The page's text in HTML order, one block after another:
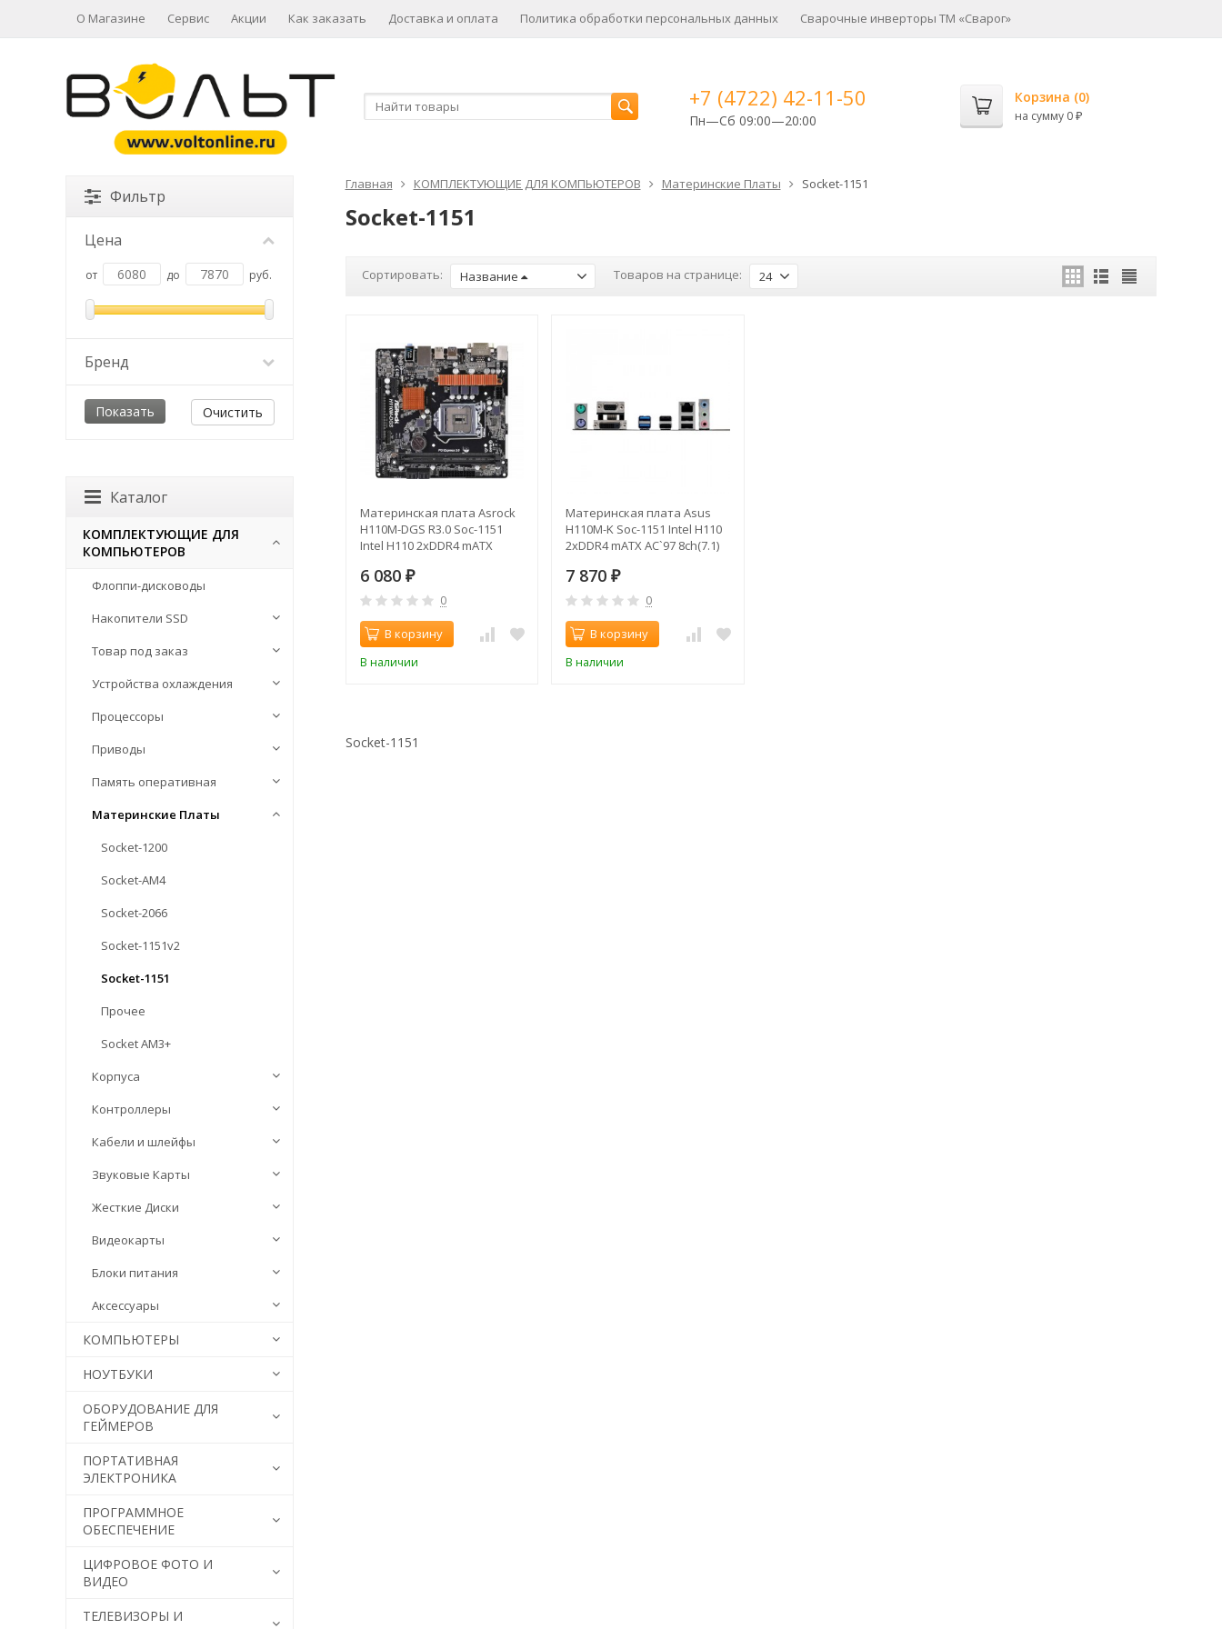
О Магазине Сервис Акции Как заказать Доставка и оплата Политика обработки персональных данных Сварочные инверторы ТМ «Сварог»
+7 (4722) 42-11-50
Пн—Сб 09:00—20:00
Корзина (0)
на сумму 0 ₽
Главная КОМПЛЕКТУЮЩИЕ ДЛЯ КОМПЬЮТЕРОВ Материнские Платы Socket-1151
Socket-1151
Сортировать: Название Товаров на странице: 24
Материнская плата Asrock
H110M-DGS R3.0 Soc-1151
Intel H110 2xDDR4 mATX
6 080 ₽
0
В корзину
В наличии
Материнская плата Asus
H110M-K Soc-1151 Intel H110
2xDDR4 mATX AC`97 8ch(7.1)
7 870₽
0
В корзину
В наличии
Socket-1151
Фильтр
Цена
от до руб.
Бренд
Очистить
Каталог
КОМПЛЕКТУЮЩИЕ ДЛЯ
КОМПЬЮТЕРОВ
Флоппи-дисководы
Накопители SSD
Товар под заказ
Устройства охлаждения
Процессоры
Приводы
Память оперативная
Материнские Платы
Socket-1200
Socket-AM4
Socket-2066
Socket-1151v2
Socket-1151
Прочее
Socket AM3+
Корпуса
Контроллеры
Кабели и шлейфы
Звуковые Карты
Жесткие Диски
Видеокарты
Блоки питания
Аксессуары
КОМПЬЮТЕРЫ
НОУТБУКИ
ОБОРУДОВАНИЕ ДЛЯ
ГЕЙМЕРОВ
ПОРТАТИВНАЯ
ЭЛЕКТРОНИКА
ПРОГРАММНОЕ
ОБЕСПЕЧЕНИЕ
ЦИФРОВОЕ ФОТО И
ВИДЕО
ТЕЛЕВИЗОРЫ И